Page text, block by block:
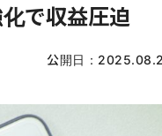
で収益圧迫
公開日：